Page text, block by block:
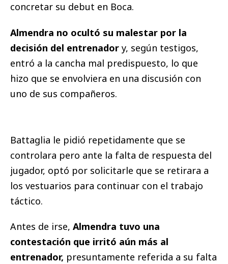
concretar su debut en Boca.
Almendra no ocultó su malestar por la
decisión del entrenador y, según testigos,
entró a la cancha mal predispuesto, lo que
hizo que se envolviera en una discusión con
uno de sus compañeros.
Battaglia le pidió repetidamente que se
controlara pero ante la falta de respuesta del
jugador, optó por solicitarle que se retirara a
los vestuarios para continuar con el trabajo
táctico.
Antes de irse, Almendra tuvo una
contestación que irritó aún más al
entrenador, presuntamente referida a su falta